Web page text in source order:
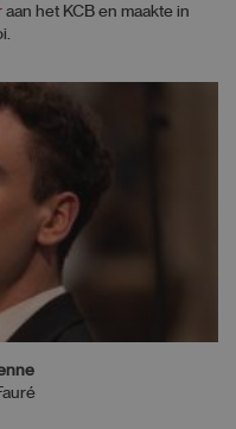
aan het KCB en maakte in